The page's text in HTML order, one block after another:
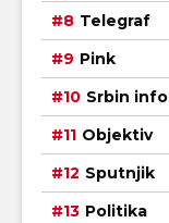
Telegraf
Pink
Srbin info
Objektiv
Sputnjik
Politika